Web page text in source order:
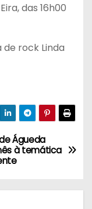
das 16h00
rock Linda
Águeda
à temática